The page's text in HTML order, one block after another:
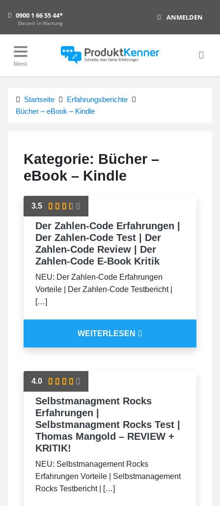
0900 1 66 55 44*
Derzeit in Wartung
ANMELDEN
Menü
Startseite
Erfahrungsberichte
Bücher – eBook – Kindle
Kategorie: Bücher –
eBook – Kindle
3.5
Der Zahlen-Code Erfahrungen |
Der Zahlen-Code Test | Der
Zahlen-Code Review | Der
Zahlen-Code E-Book Kritik
NEU: Der Zahlen-Code Erfahrungen
Vorteile | Der Zahlen-Code Testbericht |
[…]
WEITERLESEN
4.0
Selbstmanagment Rocks
Erfahrungen |
Selbstmanagment Rocks Test |
Thomas Mangold – REVIEW +
KRITIK!
NEU: Selbstmanagement Rocks
Erfahrungen Vorteile | Selbstmanagement
Rocks Testbericht | […]